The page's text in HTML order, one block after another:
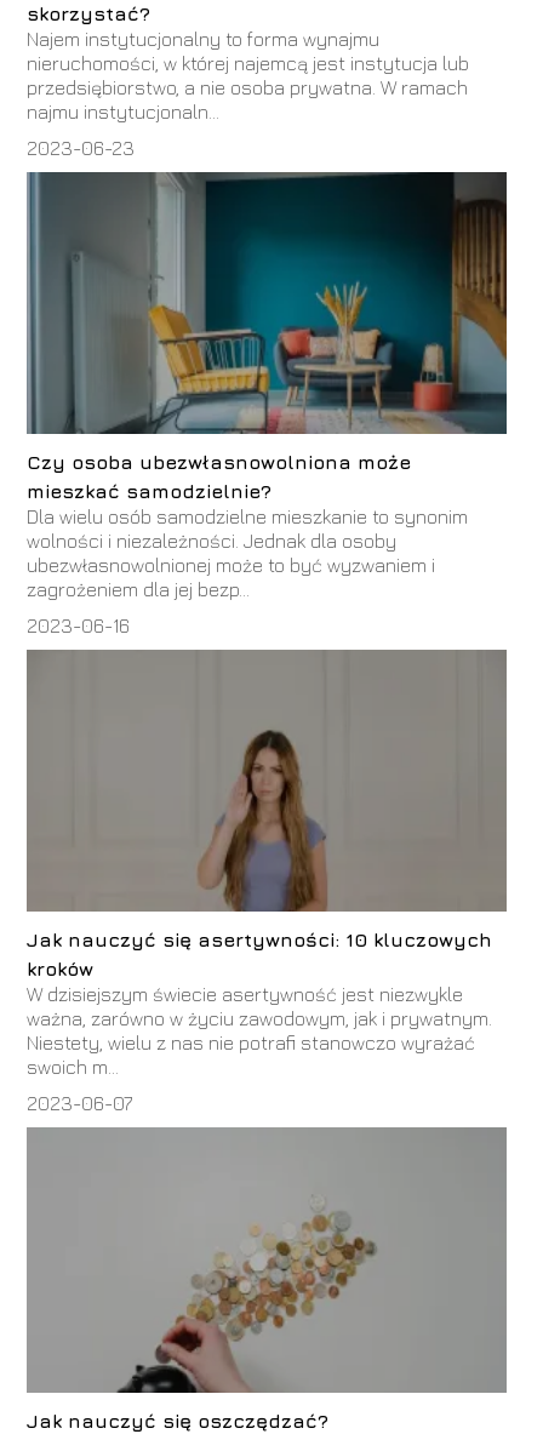
skorzystać?
Najem instytucjonalny to forma wynajmu
nieruchomości, w której najemcą jest instytucja lub
przedsiębiorstwo, a nie osoba prywatna. W ramach
najmu instytucjonaln...
2023-06-23
Czy osoba ubezwłasnowolniona może
mieszkać samodzielnie?
Dla wielu osób samodzielne mieszkanie to synonim
wolności i niezależności. Jednak dla osoby
ubezwłasnowolnionej może to być wyzwaniem i
zagrożeniem dla jej bezp...
2023-06-16
Jak nauczyć się asertywności: 10 kluczowych
kroków
W dzisiejszym świecie asertywność jest niezwykle
ważna, zarówno w życiu zawodowym, jak i prywatnym.
Niestety, wielu z nas nie potrafi stanowczo wyrażać
swoich m...
2023-06-07
Jak nauczyć się oszczędzać?